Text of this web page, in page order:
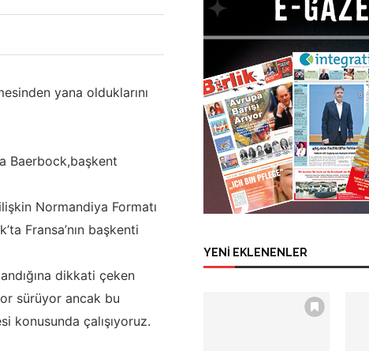
yana olduklarını
Baerbock,başkent
Normandiya Formatı
Fransa’nın başkenti
dikkati çeken
sürüyor ancak bu
konusunda çalışıyoruz.
YENİ EKLENENLER